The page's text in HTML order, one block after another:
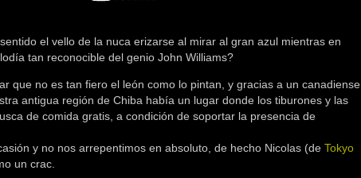
el vello de la nuca erizarse al mirar al gran azul mientras en
tan reconocible del genio John Williams?
que no es tan fiero el león como lo pintan, y gracias a un canadiense
antigua región de Chiba había un lugar donde los tiburones y las
de comida gratis, a condición de soportar la presencia de
y no nos arrepentimos en absoluto, de hecho Nicolas (de Tokyo
un crac.